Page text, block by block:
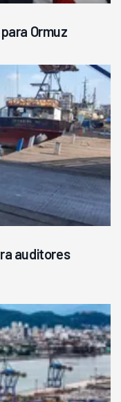
Ormuz
auditores